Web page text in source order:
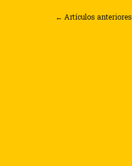
← Artículos anteriores